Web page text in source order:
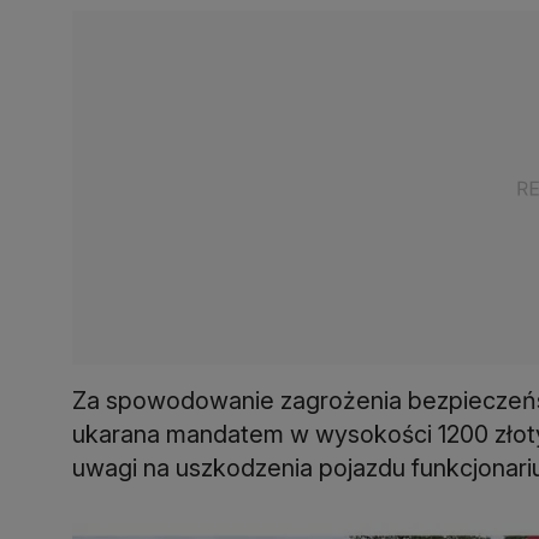
Za spowodowanie zagrożenia
ukarana mandatem w wysokości 1200
uwagi na uszkodzenia pojazdu